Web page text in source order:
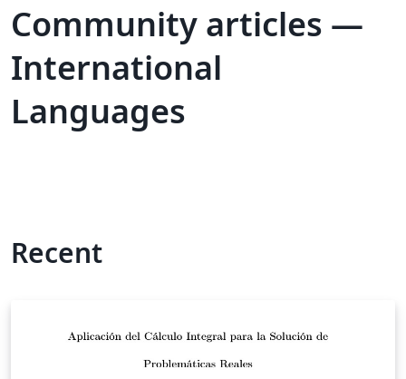
Community articles —
International
Languages
Recent